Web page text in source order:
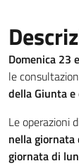
Domenica 23
le
della Giunta e
Le operazioni
nella giornata
giornata di